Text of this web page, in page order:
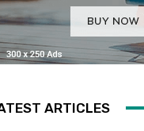
ARTICLES